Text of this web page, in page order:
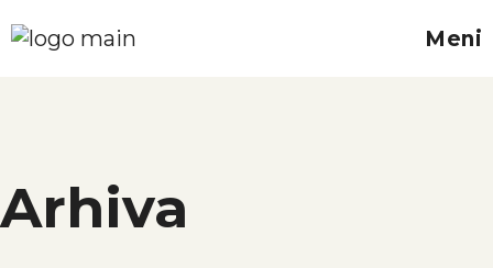
Meni
Arhiva